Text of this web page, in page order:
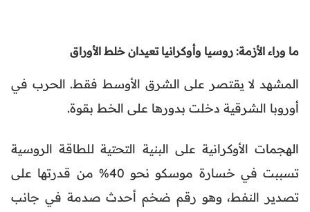
ما وراء الأزمة: روسيا وأوكرانيا تعيدان خلط الأوراق
المشهد لا يقتصر على الشرق الأوسط فقط. الحرب في
أوروبا الشرقية دخلت بدورها على الخط بقوة.
الهجمات الأوكرانية على البنية التحتية للطاقة الروسية
تسببت في خسارة موسكو نحو 40% من قدرتها على
تصدير النفط، وهو رقم ضخم أحدث صدمة في جانب